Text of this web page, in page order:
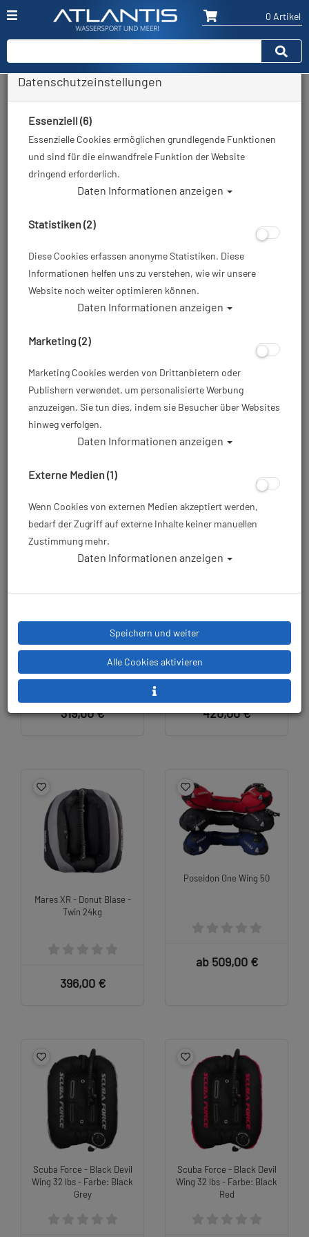
0 Artikel
Blasen
Hersteller
Donut Wing - 20 L
499,00 €
Finnsub Fly 25D Black
Wing - Donut-Blase
420,00 €
Mares Sidemount Heavy
Pure Bladder - XR-Line
319,00 €
Mares XR - Donut Blase -
420,00 €
Mares XR - Donut Blase -
Twin 24kg
396,00 €
Poseidon One Wing 50
ab 509,00 €
Scuba Force - Black Devil
Wing 32 lbs - Farbe: Black
Grey
Scuba Force - Black Devil
Wing 32 lbs - Farbe: Black
Red
Datenschutzeinstellungen
Essenziell (6)
Essenzielle Cookies ermöglichen grundlegende Funktionen
und sind für die einwandfreie Funktion der Website
dringend erforderlich.
Daten Informationen anzeigen
Statistiken (2)
Diese Cookies erfassen anonyme Statistiken. Diese
Informationen helfen uns zu verstehen, wie wir unsere
Website noch weiter optimieren können.
Daten Informationen anzeigen
Marketing (2)
Marketing Cookies werden von Drittanbietern oder
Publishern verwendet, um personalisierte Werbung
anzuzeigen. Sie tun dies, indem sie Besucher über Websites
hinweg verfolgen.
Daten Informationen anzeigen
Externe Medien (1)
Wenn Cookies von externen Medien akzeptiert werden,
bedarf der Zugriff auf externe Inhalte keiner manuellen
Zustimmung mehr.
Daten Informationen anzeigen
Speichern und weiter
Alle Cookies aktivieren